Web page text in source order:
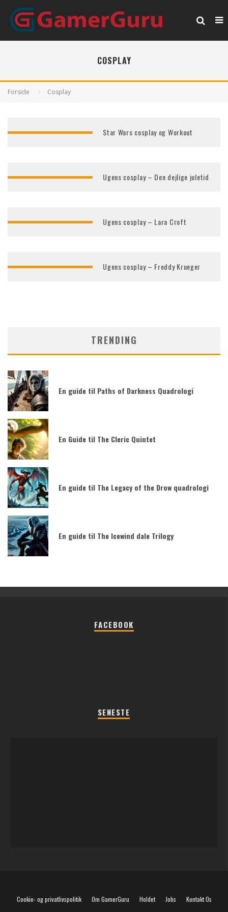
COSPLAY
Forside Cosplay
Star Wars cosplay og Workout
Ugens cosplay – Den dejlige juletid
Ugens cosplay – Lara Croft
Ugens cosplay – Freddy Krueger
TRENDING
En guide til Paths of Darkness Quadrologi
En Guide til The Cleric Quintet
En guide til The Legacy of the Drow quadrologi
En guide til The Icewind dale Trilogy
FACEBOOK
SENESTE
Cookie- og privatlivspolitik Om GamerGuru Holdet Jobs Kontakt Os